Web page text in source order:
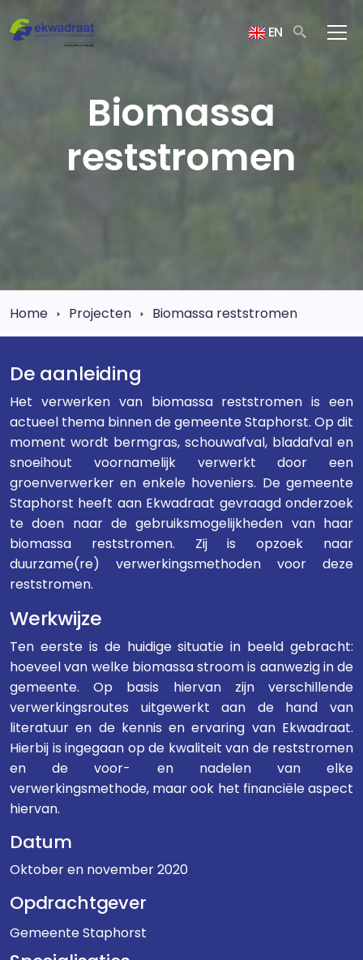
EN
Biomassa
reststromen
Home Projecten Biomassa reststromen
De aanleiding
Het verwerken van biomassa reststromen is een
actueel thema binnen de gemeente Staphorst. Op dit
moment wordt bermgras, schouwafval, bladafval en
snoeihout voornamelijk verwerkt door een
groenverwerker en enkele hoveniers. De gemeente
Staphorst heeft aan Ekwadraat gevraagd onderzoek
te doen naar de gebruiksmogelijkheden van haar
biomassa reststromen. Zij is opzoek naar
duurzame(re) verwerkingsmethoden voor deze
reststromen.
Werkwijze
Ten eerste is de huidige situatie in beeld gebracht:
hoeveel van welke biomassa stroom is aanwezig in de
gemeente. Op basis hiervan zijn verschillende
verwerkingsroutes uitgewerkt aan de hand van
literatuur en de kennis en ervaring van Ekwadraat.
Hierbij is ingegaan op de kwaliteit van de reststromen
en de voor- en nadelen van elke
verwerkingsmethode, maar ook het financiële aspect
hiervan.
Datum
Oktober en november 2020
Opdrachtgever
Gemeente Staphorst